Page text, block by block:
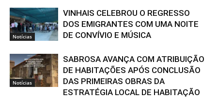
Notícias
VINHAIS CELEBROU O REGRESSO
DOS EMIGRANTES COM UMA NOITE
DE CONVÍVIO E MÚSICA
Notícias
SABROSA AVANÇA COM ATRIBUIÇÃO
DE HABITAÇÕES APÓS CONCLUSÃO
DAS PRIMEIRAS OBRAS DA
ESTRATÉGIA LOCAL DE HABITAÇÃO